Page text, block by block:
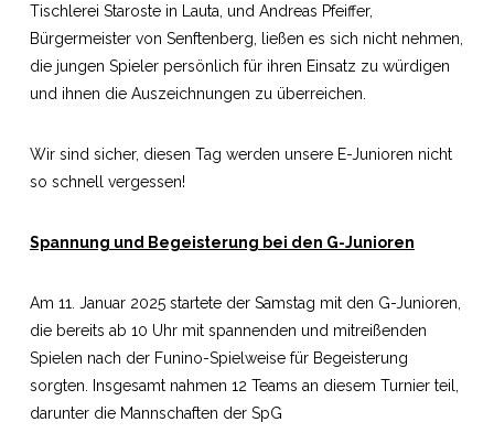
Tischlerei Staroste in Lauta, und Andreas Pfeiffer,
Bürgermeister von Senftenberg, ließen es sich nicht nehmen,
die jungen Spieler persönlich für ihren Einsatz zu würdigen
und ihnen die Auszeichnungen zu überreichen.
Wir sind sicher, diesen Tag werden unsere E-Junioren nicht
so schnell vergessen!
Spannung und Begeisterung bei den G-Junioren
Am 11. Januar 2025 startete der Samstag mit den G-Junioren,
die bereits ab 10 Uhr mit spannenden und mitreißenden
Spielen nach der Funino-Spielweise für Begeisterung
sorgten. Insgesamt nahmen 12 Teams an diesem Turnier teil,
darunter die Mannschaften der SpG